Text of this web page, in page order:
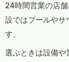
24時間営業の店
設ではプールやサ
す。
選ぶときは設備や